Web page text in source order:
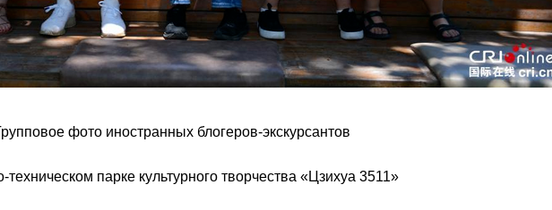
фото иностранных блогеров-экскурсантов
техническом парке культурного творчества «Цзихуа 3511»